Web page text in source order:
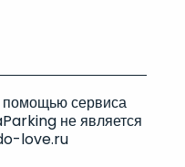
сервиса
не является
love.ru